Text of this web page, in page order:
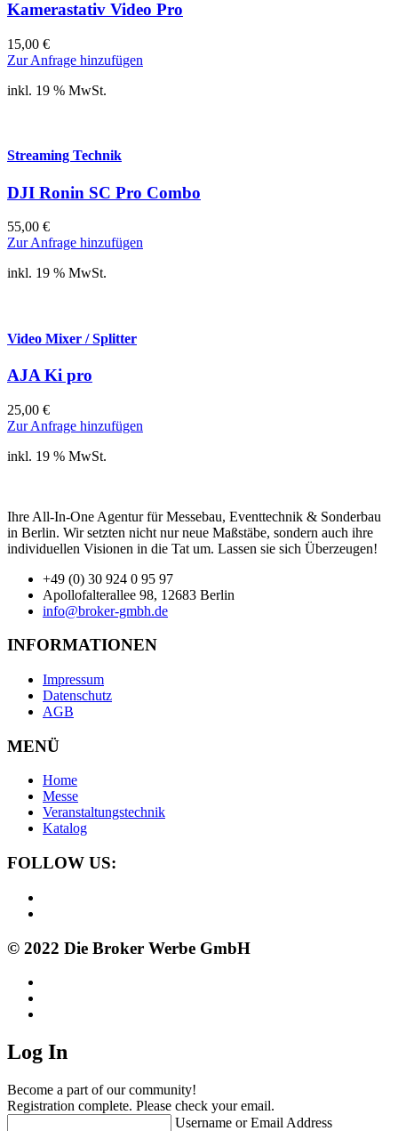
Kamerastativ Video Pro
15,00 €
Zur Anfrage hinzufügen
inkl. 19 % MwSt.
Streaming Technik
DJI Ronin SC Pro Combo
55,00 €
Zur Anfrage hinzufügen
inkl. 19 % MwSt.
Video Mixer / Splitter
AJA Ki pro
25,00 €
Zur Anfrage hinzufügen
inkl. 19 % MwSt.
Ihre All-In-One Agentur für Messebau, Eventtechnik & Sonderbau
in Berlin. Wir setzten nicht nur neue Maßstäbe, sondern auch ihre
individuellen Visionen in die Tat um. Lassen sie sich Überzeugen!
+49 (0) 30 924 0 95 97
Apollofalterallee 98, 12683 Berlin
info@broker-gmbh.de
INFORMATIONEN
Impressum
Datenschutz
AGB
MENÜ
Home
Messe
Veranstaltungstechnik
Katalog
FOLLOW US:
© 2022 Die Broker Werbe GmbH
Log In
Become a part of our community!
Registration complete. Please check your email.
Username or Email Address